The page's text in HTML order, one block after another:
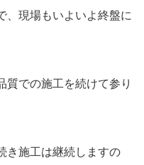
、現場もいよいよ終盤に
質での施工を続けて参り
き施工は継続しますの